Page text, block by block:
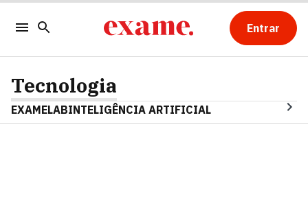
Entrar
Tecnologia
EXAMELABINTELIGÊNCIA ARTIFICIAL